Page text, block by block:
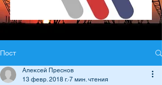
Пост
Алексей Преснов
13 февр. 2018 г. 7 мин. чтения